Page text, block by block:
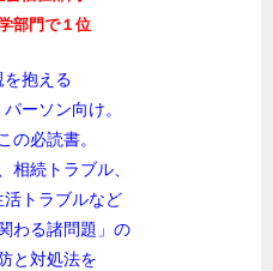
部門で１位
抱える
ーソン向け。
の必読書。
相続トラブル、
トラブルなど
わる諸問題」の
と対処法を